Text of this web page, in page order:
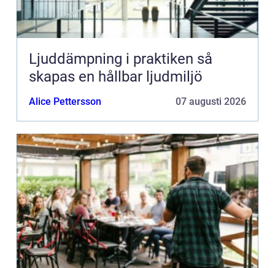
Ljuddämpning i praktiken så
skapas en hållbar ljudmiljö
Alice Pettersson 07 augusti 2026